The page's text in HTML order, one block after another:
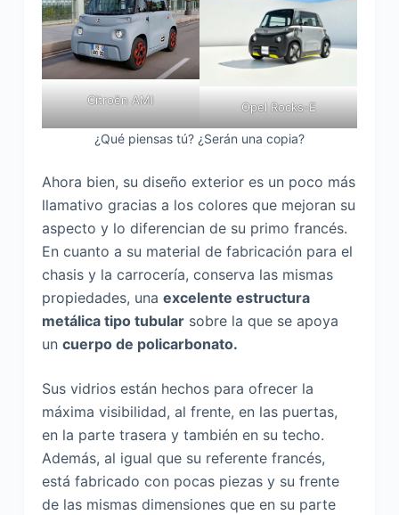
Citroën AMI
Opel Rocks-E
¿Qué piensas tú? ¿Serán una copia?
Ahora bien, su diseño exterior es un poco más
llamativo gracias a los colores que mejoran su
aspecto y lo diferencian de su primo francés.
En cuanto a su material de fabricación para el
chasis y la carrocería, conserva las mismas
propiedades, una excelente estructura
metálica tipo tubularsobre la que se apoya
un cuerpo de policarbonato.
Sus vidrios están hechos para ofrecer la
máxima visibilidad, al frente, en las puertas,
en la parte trasera y también en su techo.
Además, al igual que su referente francés,
está fabricado con pocas piezas y su frente
de las mismas dimensiones que en su parte